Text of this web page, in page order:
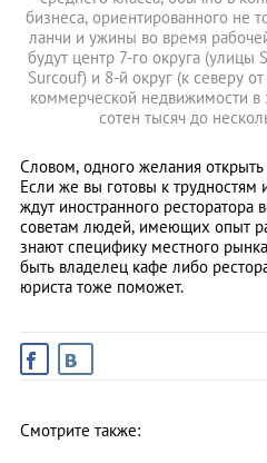
бизнеса, ориентированного не
ланчи и ужины во время
будут центр 7-го округа
Surcouf) и 8-й округ (к северу
коммерческой недвижимости
сотен тысяч до
Словом, одного желания
Если же вы готовы к
ждут иностранного
советам людей, имеющих опыт
знают специфику местного
быть владелец кафе либо
юриста тоже поможет.
Смотрите также: